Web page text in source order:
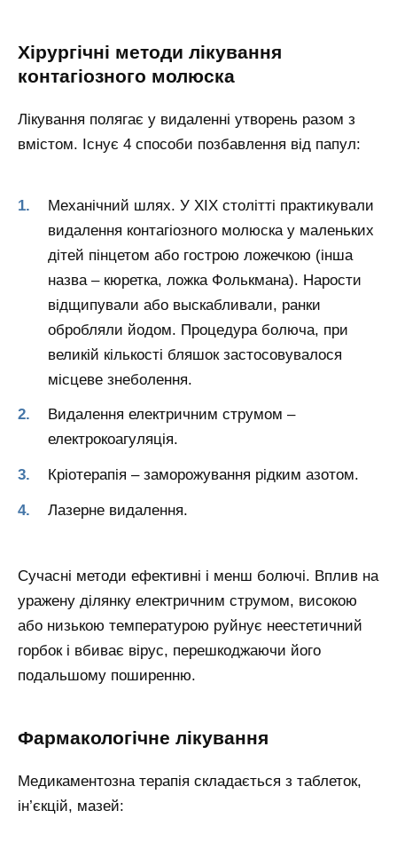
Хірургічні методи лікування
контагіозного молюска
Лікування полягає у видаленні утворень разом з
вмістом. Існує 4 способи позбавлення від папул:
Механічний шлях. У XIX столітті практикували
видалення контагіозного молюска у маленьких
дітей пінцетом або гострою ложечкою (інша
назва – кюретка, ложка Фолькмана). Нарости
відщипували або выскабливали, ранки
обробляли йодом. Процедура болюча, при
великій кількості бляшок застосовувалося
місцеве знеболення.
Видалення електричним струмом –
електрокоагуляція.
Кріотерапія – заморожування рідким азотом.
Лазерне видалення.
Сучасні методи ефективні і менш болючі. Вплив на
уражену ділянку електричним струмом, високою
або низькою температурою руйнує неестетичний
горбок і вбиває вірус, перешкоджаючи його
подальшому поширенню.
Фармакологічне лікування
Медикаментозна терапія складається з таблеток,
ін’єкцій, мазей: